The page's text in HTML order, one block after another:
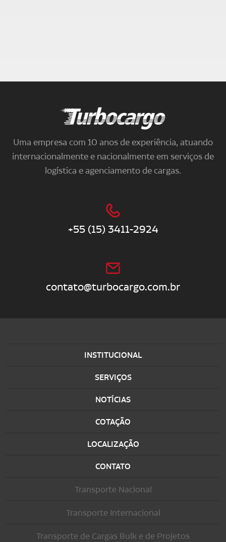
Turbocargo
Uma empresa com 10 anos de experiência, atuando
internacionalmente e nacionalmente em serviços de
logística e agenciamento de cargas.
+55 (15) 3411-2924
contato@turbocargo.com.br
INSTITUCIONAL
SERVIÇOS
NOTÍCIAS
COTAÇÃO
LOCALIZAÇÃO
CONTATO
Transporte Nacional
Transporte Internacional
Transporte de Cargas Bulk e de Projetos